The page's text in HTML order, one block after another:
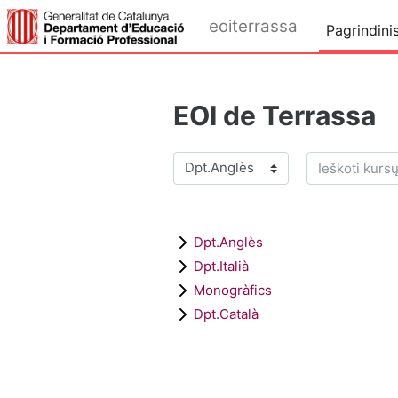
Pereiti į pagrindinį turinį
eoiterrassa
EOI de Terrassa
Kursų kategorijos
Ieškoti kursų
Dpt.Anglès
Dpt.Italià
Monogràfics
Dpt.Català